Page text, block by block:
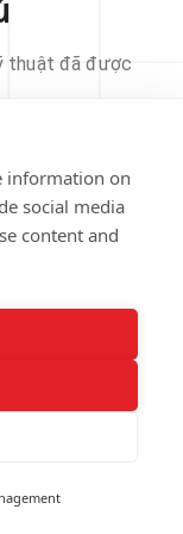
information on
social media
content and
thuật đã được